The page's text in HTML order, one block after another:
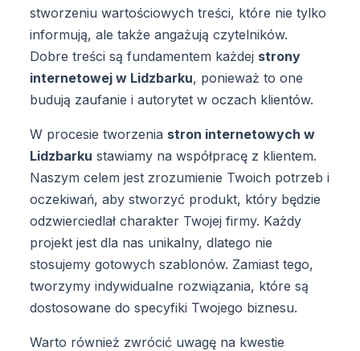
stworzeniu wartościowych treści, które nie tylko
informują, ale także angażują czytelników.
Dobre treści są fundamentem każdej strony
internetowej w Lidzbarku, ponieważ to one
budują zaufanie i autorytet w oczach klientów.
W procesie tworzenia stron internetowych w
Lidzbarku stawiamy na współpracę z klientem.
Naszym celem jest zrozumienie Twoich potrzeb i
oczekiwań, aby stworzyć produkt, który będzie
odzwierciedlał charakter Twojej firmy. Każdy
projekt jest dla nas unikalny, dlatego nie
stosujemy gotowych szablonów. Zamiast tego,
tworzymy indywidualne rozwiązania, które są
dostosowane do specyfiki Twojego biznesu.
Warto również zwrócić uwagę na kwestie